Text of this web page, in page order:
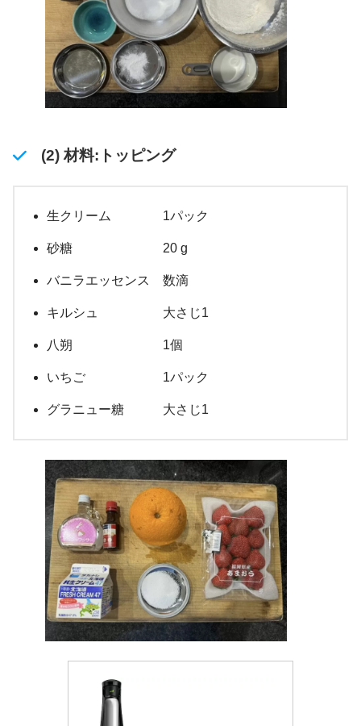
(2) 材料:トッピング
生クリーム 1パック
砂糖 20 g
バニラエッセンス 数滴
キルシュ 大さじ1
八朔 1個
いちご 1パック
グラニュー糖 大さじ1